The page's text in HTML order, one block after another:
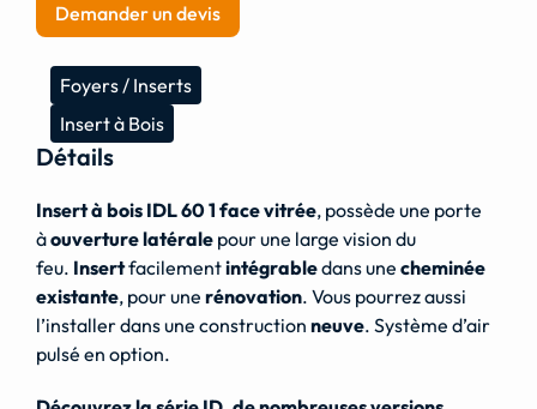
Demander un devis
Foyers / Inserts
Insert à Bois
Détails
Insert à bois IDL 601 face vitrée, possède une porte
àouverture latéralepour une large vision du
feu. Insertfacilementintégrabledans une cheminée
existante, pour une rénovation. Vous pourrez aussi
l’installer dans une construction neuve. Système d’air
pulsé en option.